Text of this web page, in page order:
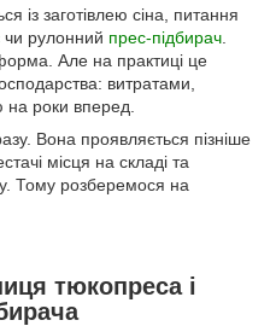
із заготівлею сіна, питання
чи рулонний прес-підбирач
Але на практиці це
витратами,
на роки вперед.
Вона проявляється пізніше
місця на складі та
Тому розберемося на
тюкопреса і